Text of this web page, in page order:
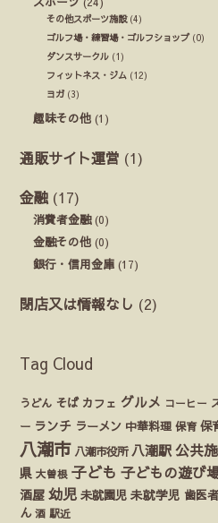
その他スポーツ施設(4)
ゴルフ場・練習場・ゴルフショップ(0)
ダンスサークル (1)
フィットネス・ジム (12)
ヨガ (3)
趣味その他 (1)
通販サイト運営 (1)
金融 (17)
消費者金融(0)
金融その他 (0)
銀行・信用金庫 (17)
閉店又は情報なし (2)
Tag Cloud
うどん そば カフェ グルメ コーヒー
ー ランチ ラーメン 中華料理 保育 保
八潮市 八潮市役所 八潮駅 公共
県 大曽根 子ども 子どもの遊び
酒屋 幼児 未就園児 未就学児 歯医者
ん 酒 駅近